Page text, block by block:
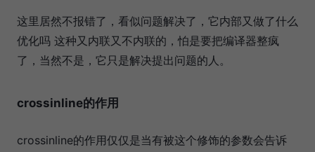
这里居然不报错了，看似问题解决了，它内部又做了什么
优化吗 这种又内联又不内联的，怕是要把编译器整疯
了，当然不是，它只是解决提出问题的人。
crossinline的作用
crossinline的作用仅仅是当有被这个修饰的参数会告诉